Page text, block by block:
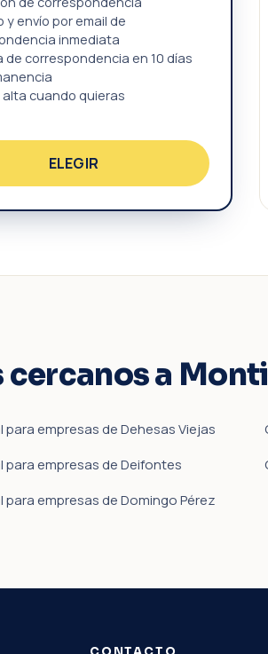
y envío por email de
inmediata
de correspondencia en 10 días
cuando quieras
ELEGIR
a
para empresas de Dehesas Viejas
para empresas de Deifontes
para empresas de Domingo Pérez